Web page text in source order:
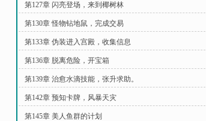
第127章 闪亮登场，来到椰树林
第130章 怪物钻地鼠，完成交易
第133章 伪装进入宫殿，收集信息
第136章 脱离危险，开宝箱
第139章 治愈水滴技能，张升求助。
第142章 预知卡牌，风暴天灾
第145章 美人鱼群的计划